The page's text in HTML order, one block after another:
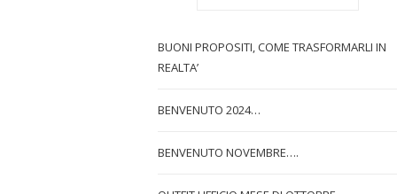
BUONI PROPOSITI, COME TRASFORMARLI IN
REALTA’
BENVENUTO 2024…
BENVENUTO NOVEMBRE….